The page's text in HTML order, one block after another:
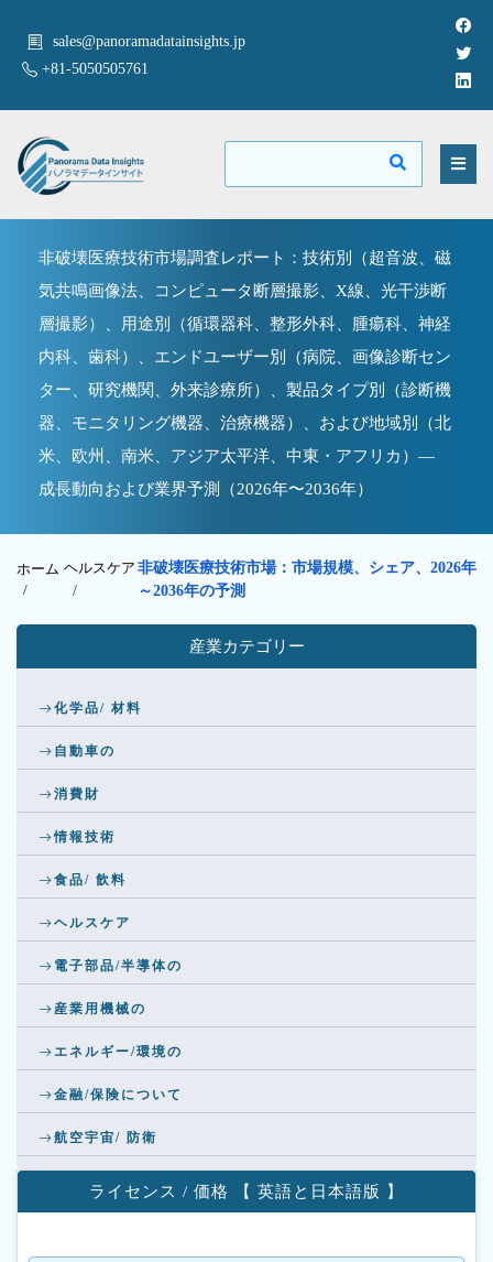
sales@panoramadatainsights.jp
+81-5050505761
非破壊医療技術市場調査レポート：技術別（超音波、磁
気共鳴画像法、コンピュータ断層撮影、X線、光干渉断
層撮影）、用途別（循環器科、整形外科、腫瘍科、神経
内科、歯科）、エンドユーザー別（病院、画像診断セン
ター、研究機関、外来診療所）、製品タイプ別（診断機
器、モニタリング機器、治療機器）、および地域別（北
米、欧州、南米、アジア太平洋、中東・アフリカ）—
成長動向および業界予測（2026年〜2036年）
ホーム
/
ヘルスケア
/
非破壊医療技術市場：市場規模、シェア、2026年
～2036年の予測
産業カテゴリー
化学品/ 材料
自動車の
消費財
情報技術
食品/ 飲料
ヘルスケア
電子部品/半導体の
産業用機械の
エネルギー/環境の
金融/保険について
航空宇宙/ 防衛
ライセンス / 価格 【 英語と日本語版 】